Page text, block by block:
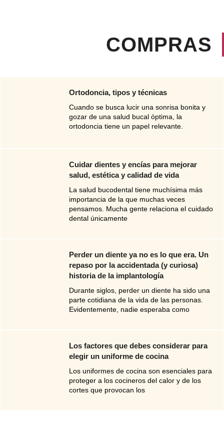
COMPRAS
Ortodoncia, tipos y técnicas
Cuando se busca lucir una sonrisa bonita y
gozar de una salud bucal óptima, la
ortodoncia tiene un papel relevante.
Cuidar dientes y encías para mejorar
salud, estética y calidad de vida
La salud bucodental tiene muchísima más
importancia de la que muchas veces
pensamos. Mucha gente relaciona el cuidado
dental únicamente
Perder un diente ya no es lo que era. Un
repaso por la accidentada (y curiosa)
historia de la implantología
Durante siglos, perder un diente ha sido una
parte cotidiana de la vida de las personas.
Evidentemente, nadie esperaba como
Los factores que debes considerar para
elegir un uniforme de cocina
Los uniformes de cocina son esenciales para
proteger a los cocineros del calor y de los
cortes que provocan los